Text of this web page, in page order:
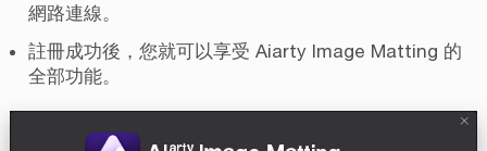
網路連線。
註冊成功後，您就可以享受 Aiarty Image Matting 的
全部功能。